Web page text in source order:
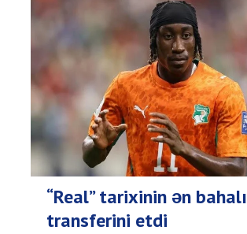
“Real” tarixinin ən bahalı
transferini etdi